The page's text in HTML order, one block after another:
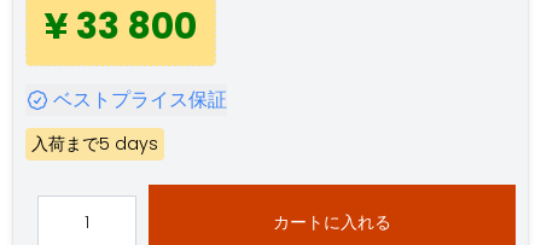
¥ 33 800
ベストプライス保証
入荷まで5 days
カートに入れる